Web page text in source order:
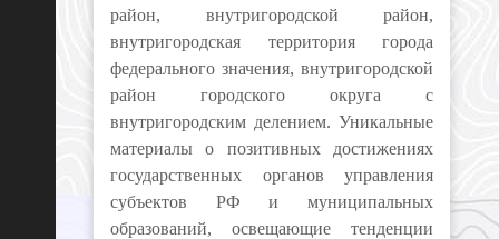
район, внутригородской район,
внутригородская территория города
федерального значения, внутригородской
район городского округа с
внутригородским делением. Уникальные
материалы о позитивных достижениях
государственных органов управления
субъектов РФ и муниципальных
образований, освещающие тенденции